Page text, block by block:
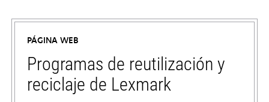
abre
una
pestaña
nueva
PÁGINA WEB
Programas de reutilización y
reciclaje de Lexmark